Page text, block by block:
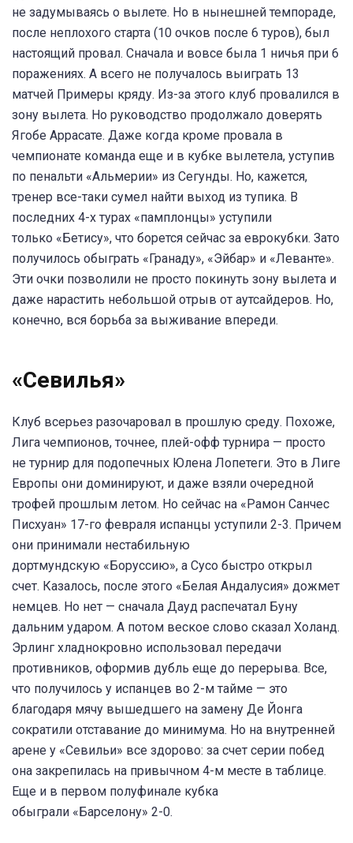
не задумываясь о вылете. Но в нынешней темпораде,
после неплохого старта (10 очков после 6 туров), был
настоящий провал. Сначала и вовсе была 1 ничья при 6
поражениях. А всего не получалось выиграть 13
матчей Примеры кряду. Из-за этого клуб провалился в
зону вылета. Но руководство продолжало доверять
Ягобе Аррасате. Даже когда кроме провала в
чемпионате команда еще и в кубке вылетела, уступив
по пенальти «Альмерии» из Сегунды. Но, кажется,
тренер все-таки сумел найти выход из тупика. В
последних 4-х турах «памплонцы» уступили
только «Бетису», что борется сейчас за еврокубки. Зато
получилось обыграть «Гранаду», «Эйбар» и «Леванте».
Эти очки позволили не просто покинуть зону вылета и
даже нарастить небольшой отрыв от аутсайдеров. Но,
конечно, вся борьба за выживание впереди.
«Севилья»
Клуб всерьез разочаровал в прошлую среду. Похоже,
Лига чемпионов, точнее, плей-офф турнира — просто
не турнир для подопечных Юлена Лопетеги. Это в Лиге
Европы они доминируют, и даже взяли очередной
трофей прошлым летом. Но сейчас на «Рамон Санчес
Писхуан» 17-го февраля испанцы уступили 2-3. Причем
они принимали нестабильную
дортмундскую «Боруссию», а Сусо быстро открыл
счет. Казалось, после этого «Белая Андалусия» дожмет
немцев. Но нет — сначала Дауд распечатал Буну
дальним ударом. А потом веское слово сказал Холанд.
Эрлинг хладнокровно использовал передачи
противников, оформив дубль еще до перерыва. Все,
что получилось у испанцев во 2-м тайме — это
благодаря мячу вышедшего на замену Де Йонга
сократили отставание до минимума. Но на внутренней
арене у «Севильи» все здорово: за счет серии побед
она закрепилась на привычном 4-м месте в таблице.
Еще и в первом полуфинале кубка
обыграли «Барселону» 2-0.